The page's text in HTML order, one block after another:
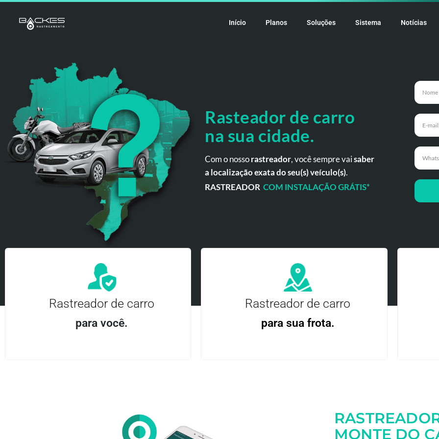
Início Planos Soluções Sistema Notícias
Rasteador de carro
na sua cidade.
Com o nossorastreador, você sempre vaisaber
a localização exata do seu(s) veículo(s).
RASTREADOR COM INSTALAÇÃO GRÁTIS*
Rastreador de carro
para você.
Entre em contato
Rastreador de carro
para sua frota.
MONTE DO